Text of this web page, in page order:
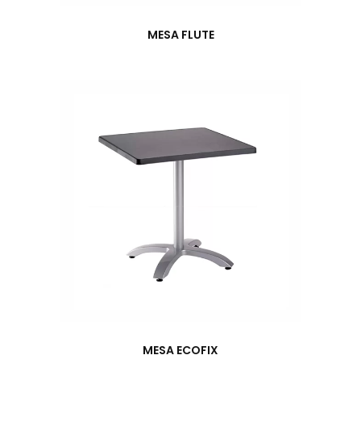
MESA FLUTE
MESA ECOFIX